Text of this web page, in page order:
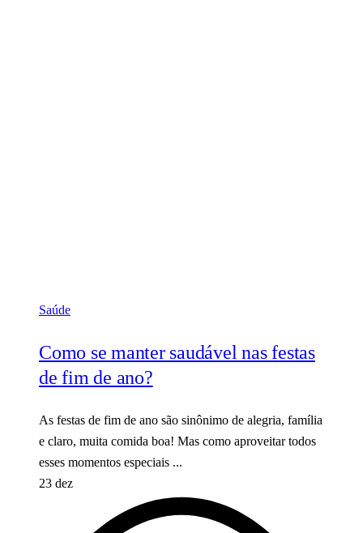
Saúde
Como se manter saudável nas festas
de fim de ano?
As festas de fim de ano são sinônimo de alegria, família
e claro, muita comida boa! Mas como aproveitar todos
esses momentos especiais ...
23 dez